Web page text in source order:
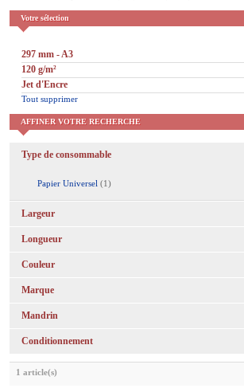
Votre sélection
297 mm - A3
120 g/m²
Jet d'Encre
Tout supprimer
AFFINER VOTRE RECHERCHE
Type de consommable
Papier Universel (1)
Largeur
Longueur
Couleur
Marque
Mandrin
Conditionnement
1 article(s)